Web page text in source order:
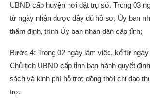
UBND cấp huyện nơi đặt trụ sở. Trong 03
từ ngày nhận được đầy đủ hồ sơ, Ủy ban
thẩm định, trình Ủy ban nhân dân cấp tỉnh;
Bước 4: Trong 02 ngày làm việc, kể từ
Chủ tịch UBND cấp tỉnh ban hành quyết
sách và kinh phí hỗ trợ; đồng thời chỉ đạo
trợ.